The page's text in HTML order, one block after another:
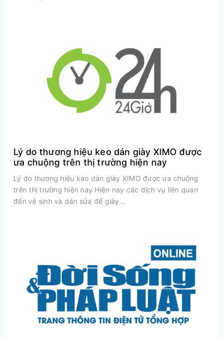
Lý do thương hiệu keo dán giày XIMO được
ưa chuộng trên thị trường hiện nay
Lý do thương hiệu keo dán giày XIMO được ưa chuộng
trên thị trường hiện nay Hiện nay các dịch vụ liên quan
đến vệ sinh và dán sửa đế giày...